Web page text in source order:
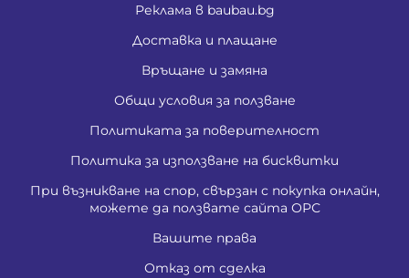
Реклама в baubau.bg
Доставка и плащане
Връщане и замяна
Общи условия за ползване
Политиката за поверителност
Политика за използване на бисквитки
При възникване на спор, свързан с покупка онлайн,
можете да ползвате сайта ОРС
Вашите права
Отказ от сделка